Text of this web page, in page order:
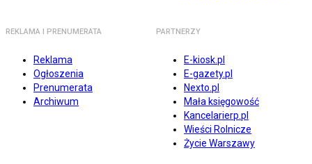
REKLAMA I PRENUMERATA
Reklama
Ogłoszenia
Prenumerata
Archiwum
PARTNERZY
E-kiosk.pl
E-gazety.pl
Nexto.pl
Mała księgowość
Kancelarierp.pl
Wieści Rolnicze
Życie Warszawy